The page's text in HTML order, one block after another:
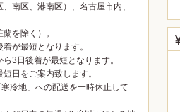
南区、港南区）、名古屋市内、
を除く）。
が最短となります。
3日後着が最短となります。
日をご案内致します。
冷地」への配送を一時休止して